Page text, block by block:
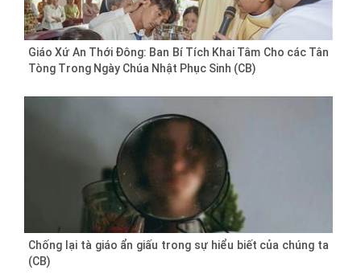
Giáo Xứ An Thới Đông: Ban Bí Tích Khai Tâm Cho các Tân
Tòng Trong Ngày Chúa Nhật Phục Sinh (CB)
Chống lại tà giáo ẩn giấu trong sự hiểu biết của chúng ta
(CB)